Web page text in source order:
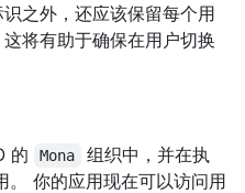
之外，还应该保留每个用
将有助于确保在用户切换
的
Mona
组织中，并在执
。 你的应用现在可以访问用